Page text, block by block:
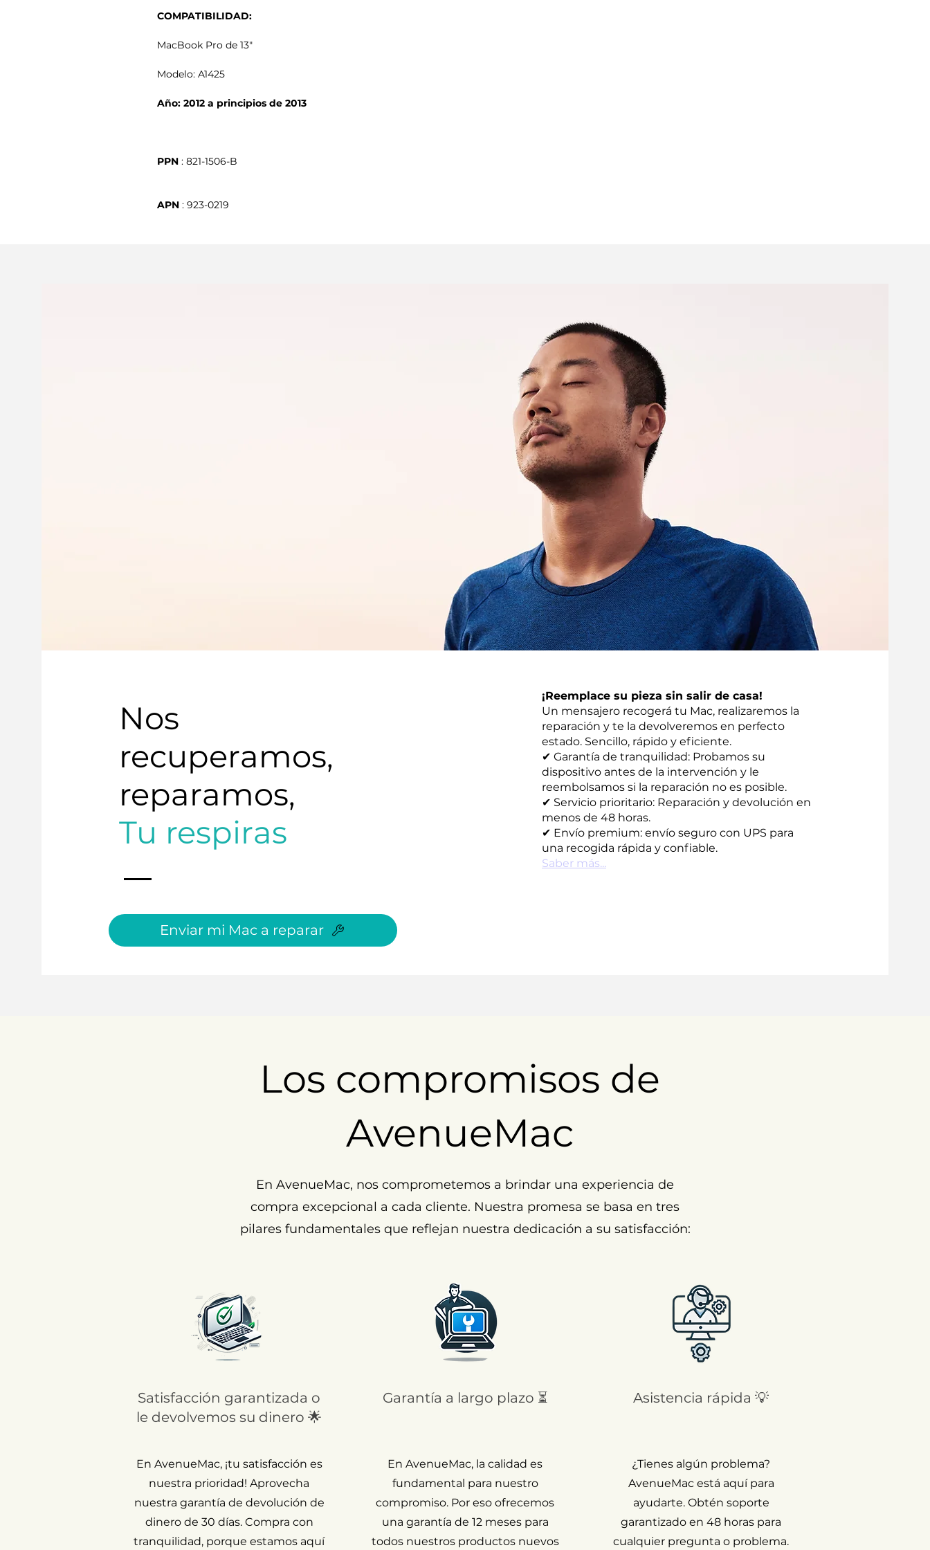
COMPATIBILIDAD:
MacBook Pro de 13"
Modelo: A1425
Año: 2012 a principios de 2013
PPN
APN : 923-0219
Nos
recuperamos,
reparamos,
Tu respiras
Enviar mi Mac a reparar
¡Reemplace su pieza sin salir de casa!
Un mensajero recogerá tu Mac, realizaremos la
reparación y te la devolveremos en perfecto
estado. Sencillo, rápido y eficiente.
✔ Garantía de tranquilidad: Probamos su
dispositivo antes de la intervención y le
reembolsamos si la reparación no es posible.
✔ Servicio prioritario: Reparación y devolución en
menos de 48 horas.
✔ Envío premium: envío seguro con UPS para
una recogida rápida y confiable.
Saber más...
Los compromisos de
AvenueMac
En AvenueMac, nos comprometemos a brindar una experiencia de
compra excepcional a cada cliente. Nuestra promesa se basa en tres
pilares fundamentales que reflejan nuestra dedicación a su satisfacción:
Satisfacción garantizada o
le devolvemos su dinero 🌟
En AvenueMac, ¡tu satisfacción es
nuestra prioridad! Aprovecha
nuestra garantía de devolución de
dinero de 30 días. Compra con
tranquilidad, porque estamos aquí
Garantía a largo plazo ⏳
En AvenueMac, la calidad es
fundamental para nuestro
compromiso. Por eso ofrecemos
una garantía de 12 meses para
todos nuestros productos nuevos
Asistencia rápida 💡
¿Tienes algún problema?
AvenueMac está aquí para
ayudarte. Obtén soporte
garantizado en 48 horas para
cualquier pregunta o problema.